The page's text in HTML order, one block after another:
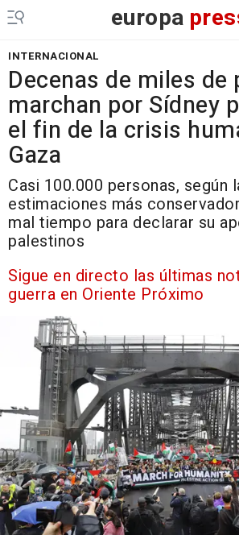
europa
INTERNACIONAL
Decenas de miles de
marchan por Sídney
el fin de la crisis
Gaza
Casi 100.000 personas, según
estimaciones más
mal tiempo para declarar su
palestinos
Sigue en directo las últimas
guerra en Oriente Próximo